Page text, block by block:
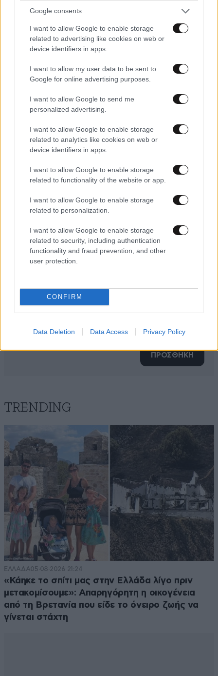
Google consents
I want to allow Google to enable storage
related to advertising like cookies on web or
device identifiers in apps.
I want to allow my user data to be sent to
Google for online advertising purposes.
I want to allow Google to send me
personalized advertising.
I want to allow Google to enable storage
related to analytics like cookies on web or
device identifiers in apps.
I want to allow Google to enable storage
related to functionality of the website or app.
I want to allow Google to enable storage
related to personalization.
I want to allow Google to enable storage
related to security, including authentication
functionality and fraud prevention, and other
user protection.
CONFIRM
Data Deletion Data Access Privacy Policy
ΠΡΟΣΘΕΣΤΕ ΤΟ ΣΧΟΛΙΟ ΣΑΣ
Xαρακτήρες: 0/1000
Διαβάστε και ακολουθήστε τους κανόνες σχολιασμού
ΠΡΟΣΘΗΚΗ
TRENDING
ΕΛΛΑΔΑ05·08·2026 21:24
«Κάηκε το σπίτι μας στην Ελλάδα λίγο πριν
μετακομίσουμε»: Απαρηγόρητη η οικογένεια
από τη Βρετανία που είδε το όνειρο ζωής να
γίνεται στάχτη